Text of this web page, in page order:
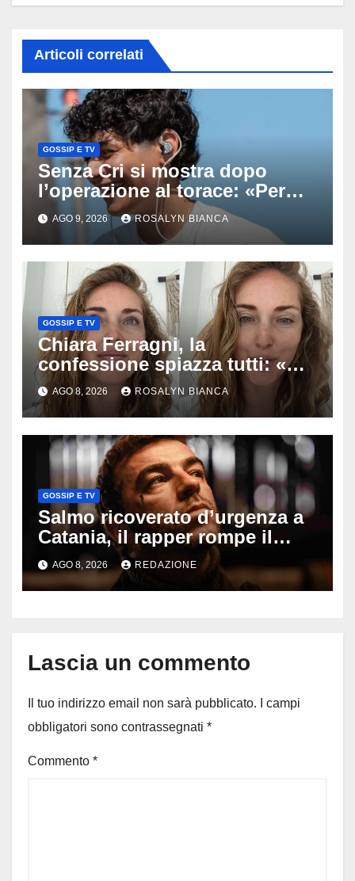
Articoli correlati
GOSSIP E TV
Senza Cri si mostra dopo
l’operazione al torace: «Per
anni mi sentivo in trappola», il
racconto sul difficile percorso
verso la serenità
AGO 9, 2026 ROSALYN BIANCA
GOSSIP E TV
Chiara Ferragni, la
confessione spiazza tutti: «Un
mio ex voleva che mi rifacessi
il seno». Poi svela i ritocchi di
cui si è pentita
AGO 8, 2026 ROSALYN BIANCA
GOSSIP E TV
Salmo ricoverato d’urgenza a
Catania, il rapper rompe il
silenzio dopo la notte in
ospedale: come sta e cosa
succede al tour
AGO 8, 2026 REDAZIONE
Lascia un commento
Il tuo indirizzo email non sarà pubblicato.
I campi
obbligatori sono contrassegnati *
Commento *